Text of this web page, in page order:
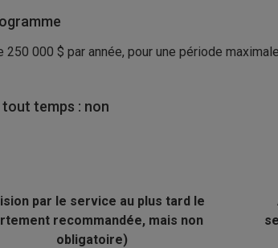
250 000 $ par année, pour une période
temps : non